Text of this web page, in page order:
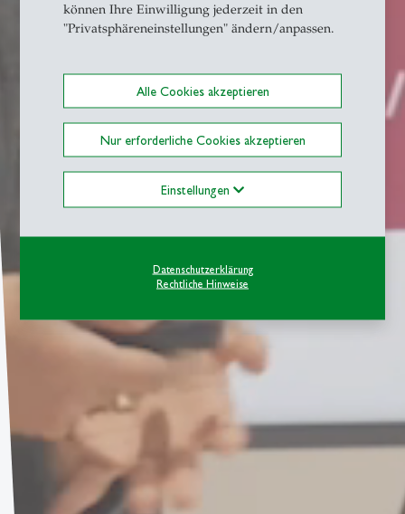
können Ihre Einwilligung jederzeit in den
"Privatsphäreneinstellungen" ändern/anpassen.
Alle Cookies akzeptieren
Nur erforderliche Cookies akzeptieren
Einstellungen
Datenschutzerklärung
Rechtliche Hinweise